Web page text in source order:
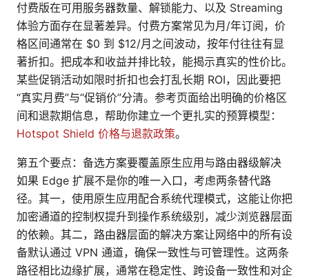
付费版在可用服务器数量、解锁能力、以及 Streaming
体验方面存在显著差异。付费方案常见为月/年订阅，价
格区间通常在 $0 到 $12/月之间波动，按年付往往有显
著折扣。把成本和收益并排比较，能揭示真实的性价比。
某些促销活动如限时折扣也会打乱长期 ROI，因此要把
“真实月费”与“促销价”分清。参考页面给出明确的价格区
间和退款期信息，帮助你建立一个更扎实的预算模型：
Hotspot Shield 价格与退款政策。
第五个要点：备选方案要覆盖原生应用与路由器级解决
如果 Edge 扩展不是你的唯一入口，考虑两条替代路
径。其一，使用原生应用配合系统代理模式，这能让你把
加密通道的控制权提升到操作系统级别，减少浏览器层面
的依赖。其二，路由器层面的解决方案让网络中的所有设
备默认通过 VPN 通道，确保一致性与可管理性。这两条
路径相比边缘扩展，通常在稳定性、跨设备一致性和对企